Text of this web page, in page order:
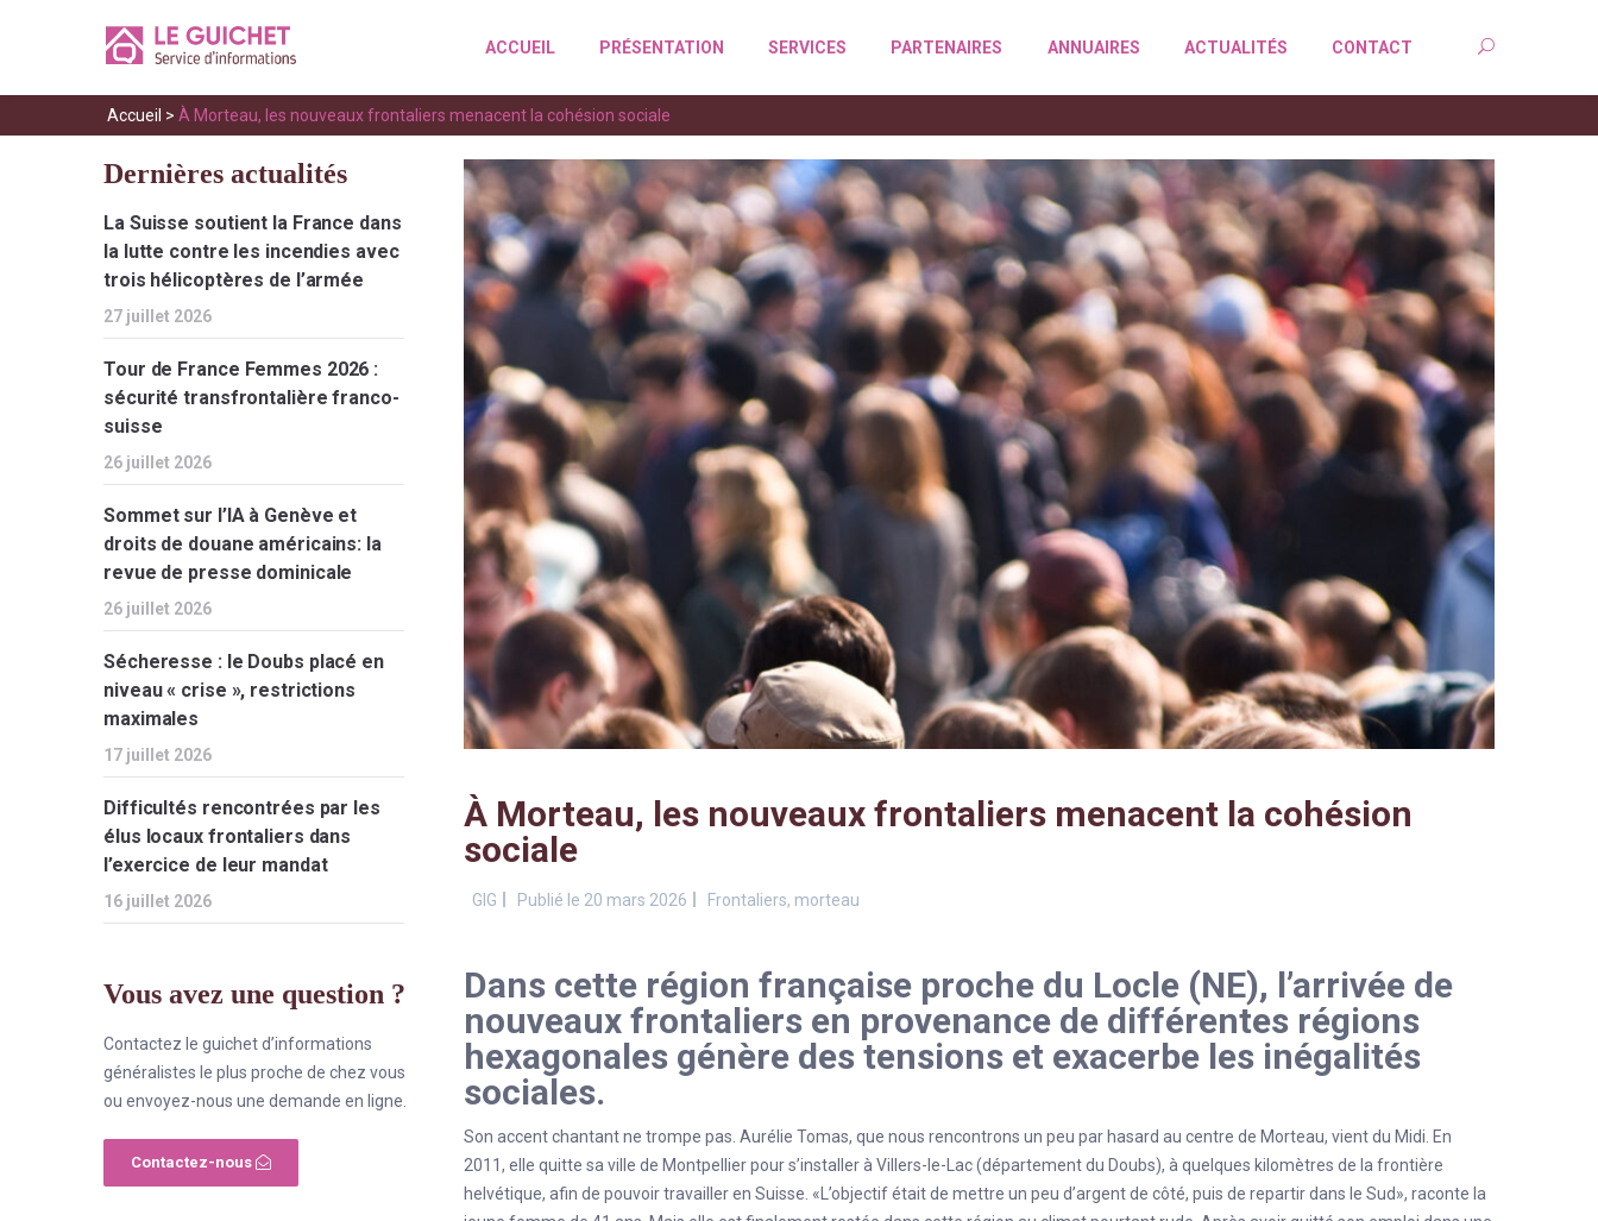
ACCUEIL PRÉSENTATION SERVICES PARTENAIRES ANNUAIRES ACTUALITÉS CONTACT
Accueil > À Morteau, les nouveaux frontaliers menacent la cohésion sociale
À Morteau, les nouveaux frontaliers menacent la cohésion
sociale
GIG Publié le 20 mars 2026 Frontaliers, morteau
Dans cette région française proche du Locle (NE), l’arrivée de
nouveaux frontaliers en provenance de différentes régions
hexagonales génère des tensions et exacerbe les inégalités
sociales.
Son accent chantant ne trompe pas. Aurélie Tomas, que nous rencontrons un peu par hasard au centre de Morteau, vient du Midi. En
2011, elle quitte sa ville de Montpellier pour s’installer à Villers-le-Lac (département du Doubs), à quelques kilomètres de la frontière
helvétique, afin de pouvoir travailler en Suisse. «L’objectif était de mettre un peu d’argent de côté, puis de repartir dans le Sud», raconte la
Dernières actualités
La Suisse soutient la France dans
la lutte contre les incendies avec
trois hélicoptères de l’armée
27 juillet 2026
Tour de France Femmes 2026 :
sécurité transfrontalière franco-
suisse
26 juillet 2026
Sommet sur l’IA à Genève et
droits de douane américains: la
revue de presse dominicale
26 juillet 2026
Sécheresse : le Doubs placé en
niveau « crise », restrictions
maximales
17 juillet 2026
Difficultés rencontrées par les
élus locaux frontaliers dans
l’exercice de leur mandat
16 juillet 2026
Vous avez une question ?
Contactez le guichet d’informations
généralistes le plus proche de chez vous
ou envoyez-nous une demande en ligne.
Contactez-nous